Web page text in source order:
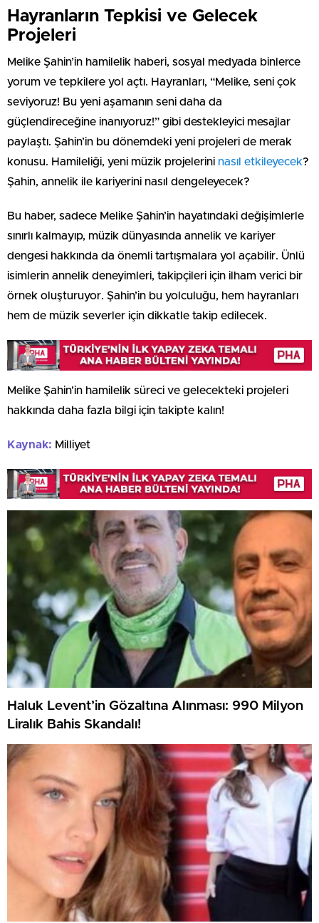
Hayranların Tepkisi ve Gelecek
Projeleri
Melike Şahin’in hamilelik haberi, sosyal medyada binlerce
yorum ve tepkilere yol açtı. Hayranları, “Melike, seni çok
seviyoruz! Bu yeni aşamanın seni daha da
güçlendireceğine inanıyoruz!” gibi destekleyici mesajlar
paylaştı. Şahin’in bu dönemdeki yeni projeleri de merak
konusu. Hamileliği, yeni müzik projelerini nasıl etkileyecek?
Şahin, annelik ile kariyerini nasıl dengeleyecek?
Bu haber, sadece Melike Şahin’in hayatındaki değişimlerle
sınırlı kalmayıp, müzik dünyasında annelik ve kariyer
dengesi hakkında da önemli tartışmalara yol açabilir. Ünlü
isimlerin annelik deneyimleri, takipçileri için ilham verici bir
örnek oluşturuyor. Şahin’in bu yolculuğu, hem hayranları
hem de müzik severler için dikkatle takip edilecek.
Melike Şahin’in hamilelik süreci ve gelecekteki projeleri
hakkında daha fazla bilgi için takipte kalın!
Kaynak: Milliyet
Haluk Levent’in Gözaltına Alınması: 990 Milyon
Liralık Bahis Skandalı!